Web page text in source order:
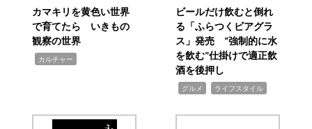
カマキリを黄色い世界
で育てたら いきもの
観察の世界
カルチャー
ビールだけ飲むと倒れ
る「ふらつくビアグラ
ス」発売 “強制的に水
を飲む”仕掛けで適正飲
酒を後押し
グルメ ライフスタイル